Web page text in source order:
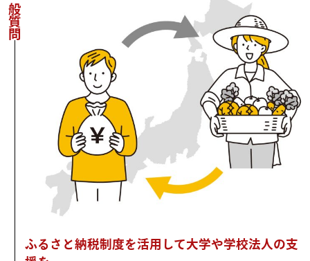
一般質問
ふるさと納税制度を活用して大学や学校法人の支